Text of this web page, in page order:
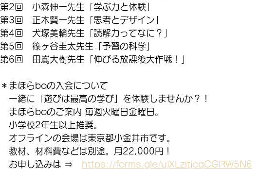
第2回　小森伸一先生「学ぶ力と体験」
第3回　正木賢一先生「思考とデザイン」
第4回　犬塚美輪先生「読解力ってなに？」
第5回　篠ヶ谷圭太先生「予習の科学」
第6回　田嶌大樹先生「伸びる放課後大作戦！」
＊まほらboの入会について
一緒に「遊びは最高の学び」を体験しませんか？！
まほらboのご案内 毎週火曜日金曜日。
小学校2年生以上推奨。
オフラインの会場は東京都小金井市です。
教材、材料費などは別途。月22,000円！
お申し込みは ⇒
https://forms.gle/ujXLzitjcqCGRW5N6